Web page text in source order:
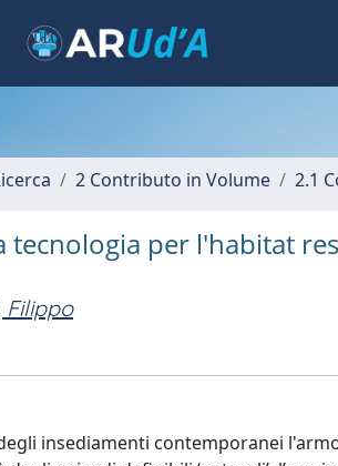
2 Contributo in Volume 2.1
tecnologia per l'habitat
Filippo
insediamenti contemporanei